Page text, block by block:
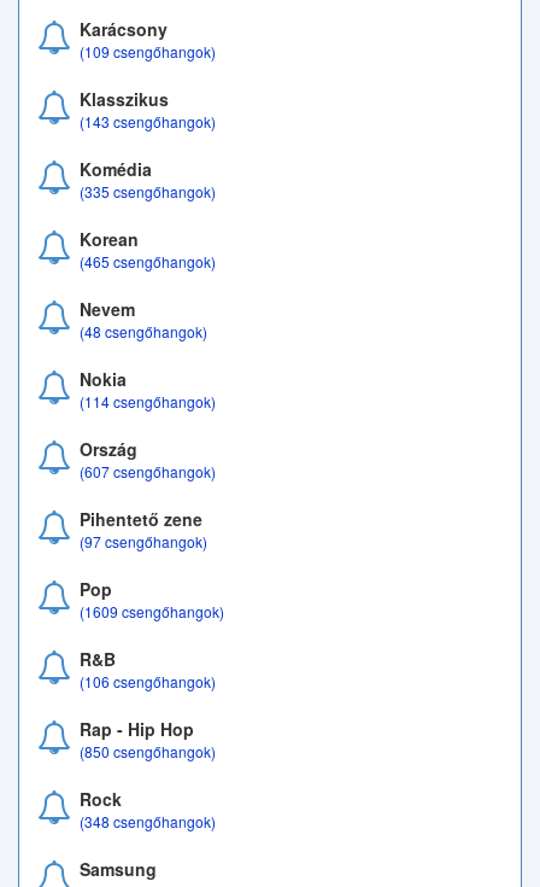
Karácsony
(109 csengőhangok)
Klasszikus
(143 csengőhangok)
Komédia
(335 csengőhangok)
Korean
(465 csengőhangok)
Nevem
(48 csengőhangok)
Nokia
(114 csengőhangok)
Ország
(607 csengőhangok)
Pihentető zene
(97 csengőhangok)
Pop
(1609 csengőhangok)
R&B
(106 csengőhangok)
Rap - Hip Hop
(850 csengőhangok)
Rock
(348 csengőhangok)
Samsung